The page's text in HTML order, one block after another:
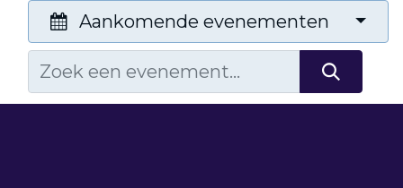
Aankomende evenementen